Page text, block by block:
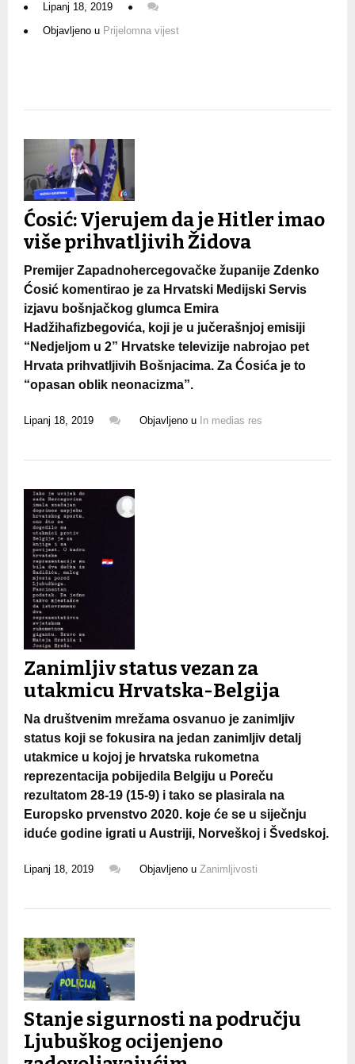
Lipanj 18, 2019
Objavljeno u Prijelomna vijest
Ćosić: Vjerujem da je Hitler imao
više prihvatljivih Židova
Premijer Zapadnohercegovačke županije Zdenko
Ćosić komentirao je za Hrvatski Medijski Servis
izjavu bošnjačkog glumca Emira
Hadžihafizbegovića, koji je u jučerašnjoj emisiji
“Nedjeljom u 2” Hrvatske televizije nabrojao pet
Hrvata prihvatljivih Bošnjacima. Za Ćosića je to
“opasan oblik neonacizma”.
Lipanj 18, 2019 Objavljeno u In medias res
Zanimljiv status vezan za
utakmicu Hrvatska-Belgija
Na društvenim mrežama osvanuo je zanimljiv
status koji se fokusira na jedan zanimljiv detalj
utakmice u kojoj je hrvatska rukometna
reprezentacija pobijedila Belgiju u Poreču
rezultatom 28-19 (15-9) i tako se plasirala na
Europsko prvenstvo 2020. koje će se u siječnju
iduće godine igrati u Austriji, Norveškoj i Švedskoj.
Lipanj 18, 2019 Objavljeno u Zanimljivosti
Stanje sigurnosti na području
Ljubuškog ocijenjeno